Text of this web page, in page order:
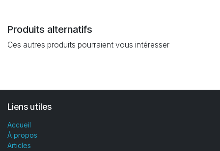
Produits alternatifs
Ces autres produits pourraient vous intéresser
Liens utiles
Accueil
À propos
Articles